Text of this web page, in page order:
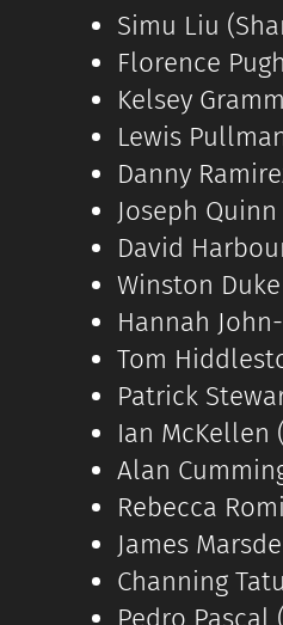
Simu Liu
Florence
Kelsey
Lewis
Danny
Joseph
David
Winston Duke
Hannah
Tom
Patrick
Ian McKellen
Alan
Rebecca
James
Channing
Pedro Pascal